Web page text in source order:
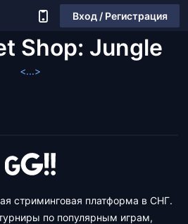
Вход / Регистрация
Shop: Jungle
<...>
стриминговая платформа в СНГ.
по популярным играм,